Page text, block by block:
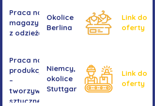
Praca na
magazynie
z odzieżą
Okolice
Berlina
Link do
oferty
Praca na
produkcji
–
tworzywa
sztuczne
Niemcy,
okolice
Stuttgartu
Link do
oferty